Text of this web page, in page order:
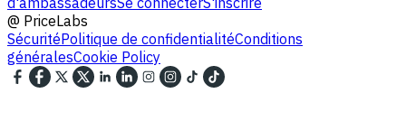
@ PriceLabs
SécuritéPolitique de confidentialitéConditions
généralesCookie Policy